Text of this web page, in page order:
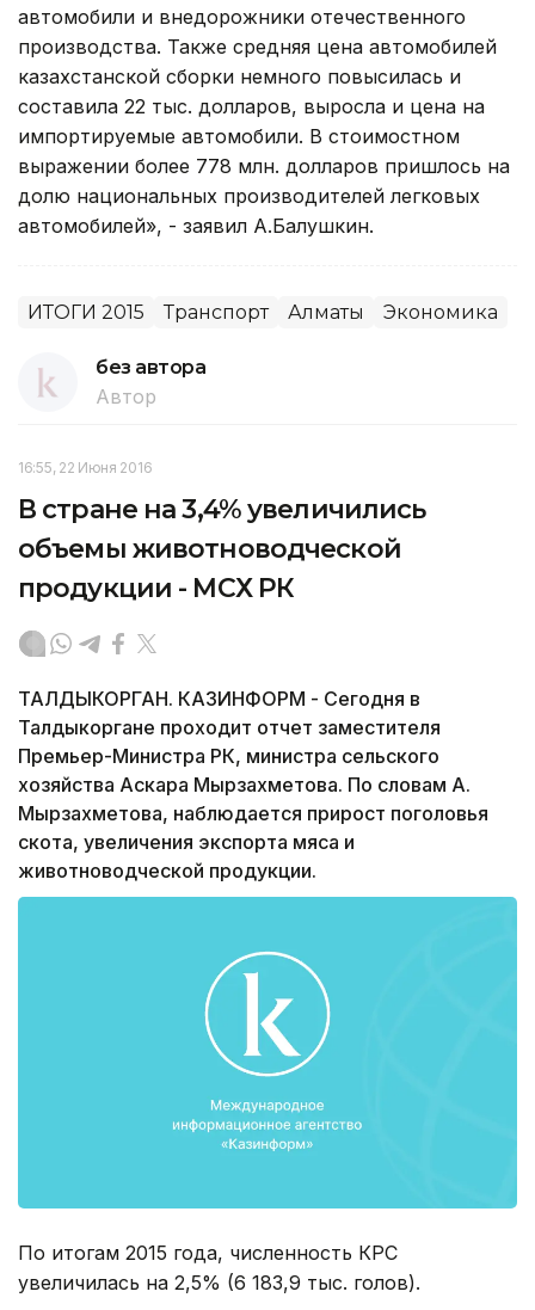
автомобили и внедорожники отечественного
производства. Также средняя цена автомобилей
казахстанской сборки немного повысилась и
составила 22 тыс. долларов, выросла и цена на
импортируемые автомобили. В стоимостном
выражении более 778 млн. долларов пришлось на
долю национальных производителей легковых
автомобилей», - заявил А.Балушкин.
ИТОГИ 2015 Транспорт Алматы Экономика
без автора
Автор
16:55, 22 Июня 2016
В стране на 3,4% увеличились
объемы животноводческой
продукции - МСХ РК
ТАЛДЫКОРГАН. КАЗИНФОРМ - Сегодня в
Талдыкоргане проходит отчет заместителя
Премьер-Министра РК, министра сельского
хозяйства Аскара Мырзахметова. По словам А.
Мырзахметова, наблюдается прирост поголовья
скота, увеличения экспорта мяса и
животноводческой продукции.
По итогам 2015 года, численность КРС
увеличилась на 2,5% (6 183,9 тыс. голов).